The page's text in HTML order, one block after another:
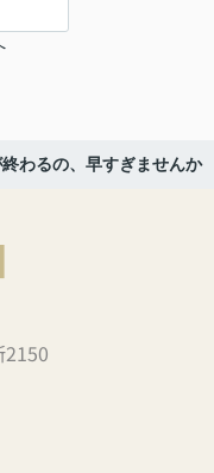
わるの、早すぎませんか
2150